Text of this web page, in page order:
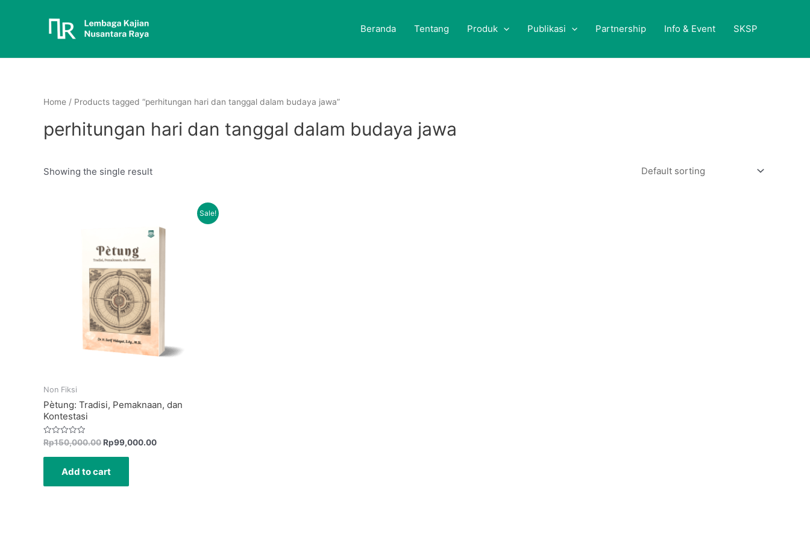
Beranda Tentang Produk Publikasi Partnership Info & Event SKSP
Home / Products tagged “perhitungan hari dan tanggal dalam budaya jawa”
perhitungan hari dan tanggal dalam budaya jawa
Showing the single result
Sale!
Non Fiksi
Pètung: Tradisi, Pemaknaan, dan
Kontestasi
Rated
out
Rp150,000.00Rp99,000.00
Add to cart